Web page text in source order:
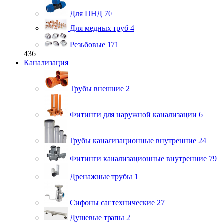
Для ПНД 70
Для медных труб 4
Резьбовые 171
436
Канализация
Трубы внешние 2
Фитинги для наружной канализации 6
Трубы канализационные внутренние 24
Фитинги канализационные внутренние 79
Дренажные трубы 1
Сифоны сантехнические 27
Душевые трапы 2